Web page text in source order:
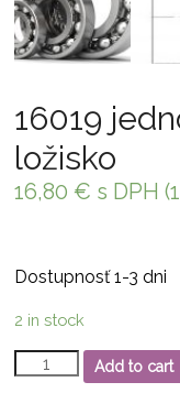
16019
ložisko
16,80 € s DPH (
Dostupnosť 1-3 dni
2 in stock
16019
jednoradové
Add to cart